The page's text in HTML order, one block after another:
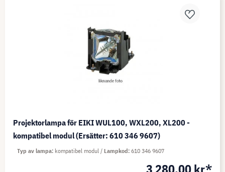
Projektorlampa för EIKI WUL100, WXL200, XL200 -
kompatibel modul (Ersätter: 610 346 9607)
Typ av lampa kompatibel modul Lampkod 610 346 9607